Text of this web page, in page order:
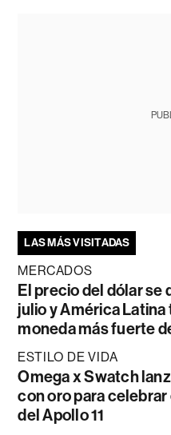
LAS MÁS VISITADAS
MERCADOS
El precio del dólar se
julio y América Latina
moneda más fuerte
ESTILO DE VIDA
Omega x Swatch
con oro para celebrar
del Apollo 11